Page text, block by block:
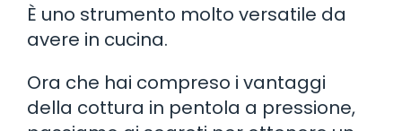
È uno strumento molto versatile da
avere in cucina.
Ora che hai compreso i vantaggi
della cottura in pentola a pressione,